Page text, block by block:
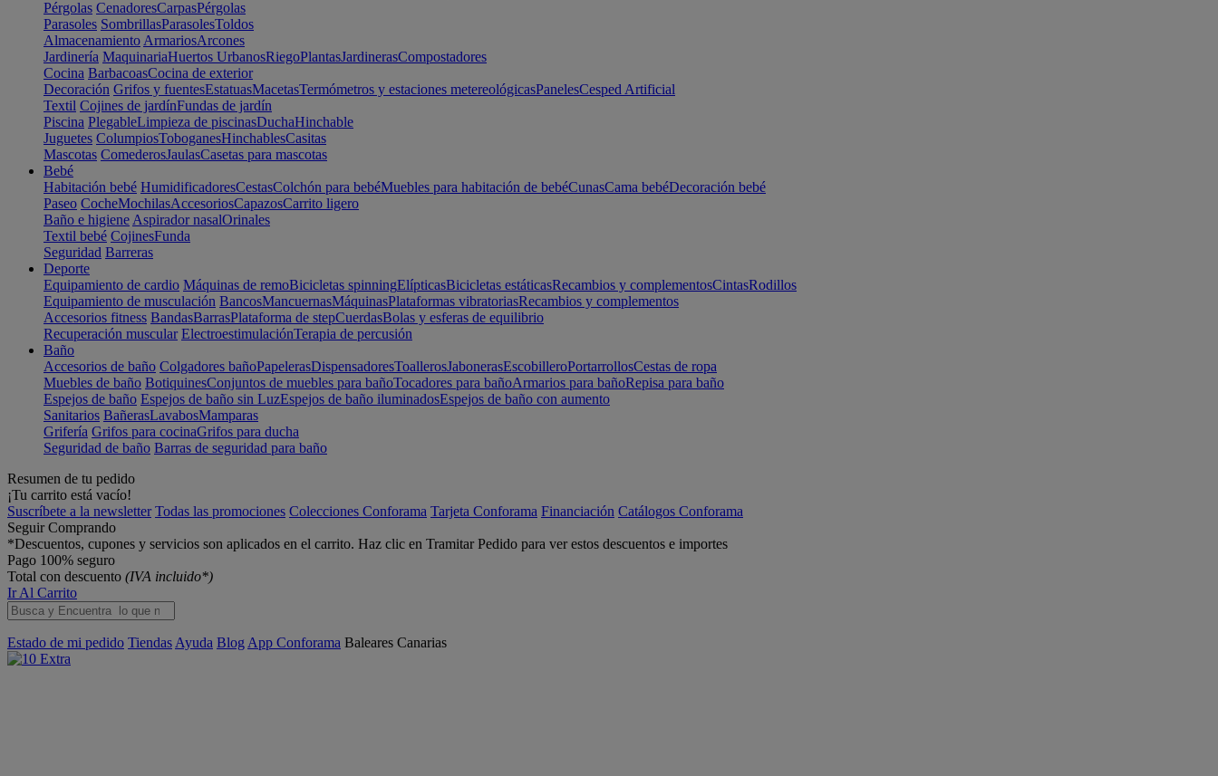
Pérgolas CenadoresCarpasPérgolas
Parasoles SombrillasParasolesToldos
Almacenamiento ArmariosArcones
Jardinería MaquinariaHuertos UrbanosRiegoPlantasJardinerasCompostadores
Cocina BarbacoasCocina de exterior
Decoración Grifos y fuentesEstatuasMacetasTermómetros y estaciones metereológicasPanelesCesped Artificial
Textil Cojines de jardínFundas de jardín
Piscina PlegableLimpieza de piscinasDuchaHinchable
Juguetes ColumpiosToboganesHinchablesCasitas
Mascotas ComederosJaulasCasetas para mascotas
Bebé
Habitación bebé HumidificadoresCestasColchón para bebéMuebles para habitación de bebéCunasCama bebéDecoración bebé
Paseo CocheMochilasAccesoriosCapazosCarrito ligero
Baño e higiene Aspirador nasalOrinales
Textil bebé CojinesFunda
Seguridad Barreras
Deporte
Equipamiento de cardio Máquinas de remoBicicletas spinningElípticasBicicletas estáticasRecambios y complementosCintasRodillos
Equipamiento de musculación BancosMancuernasMáquinasPlataformas vibratoriasRecambios y complementos
Accesorios fitness BandasBarrasPlataforma de stepCuerdasBolas y esferas de equilibrio
Recuperación muscular ElectroestimulaciónTerapia de percusión
Baño
Accesorios de baño Colgadores bañoPapelerasDispensadoresToallerosJabonerasEscobilleroPortarrollosCestas de ropa
Muebles de baño BotiquinesConjuntos de muebles para bañoTocadores para bañoArmarios para bañoRepisa para baño
Espejos de baño Espejos de baño sin LuzEspejos de baño iluminadosEspejos de baño con aumento
Sanitarios BañerasLavabosMamparas
Grifería Grifos para cocinaGrifos para ducha
Seguridad de baño Barras de seguridad para baño
Resumen de tu pedido
¡Tu carrito está vacío!
Suscríbete a la newsletter Todas las promociones Colecciones Conforama Tarjeta Conforama Financiación Catálogos Conforama
Seguir Comprando
*Descuentos, cupones y servicios son aplicados en el carrito. Haz clic en Tramitar Pedido para ver estos descuentos e importes
Pago 100% seguro
Total con descuento (IVA incluido*)
Ir Al Carrito
Estado de mi pedido Tiendas Ayuda Blog App Conforama Baleares Canarias